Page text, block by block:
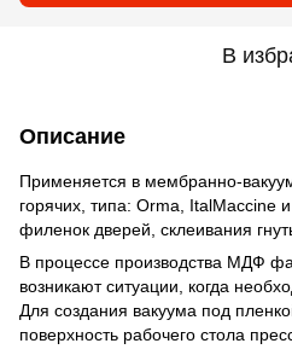
В
Описание
Применяется в мембранно-
горячих, типа: Orma, ItalMaccine
филенок дверей, склеивания
В процессе производства МДФ
возникают ситуации, когда
Для создания вакуума под
поверхность рабочего стола